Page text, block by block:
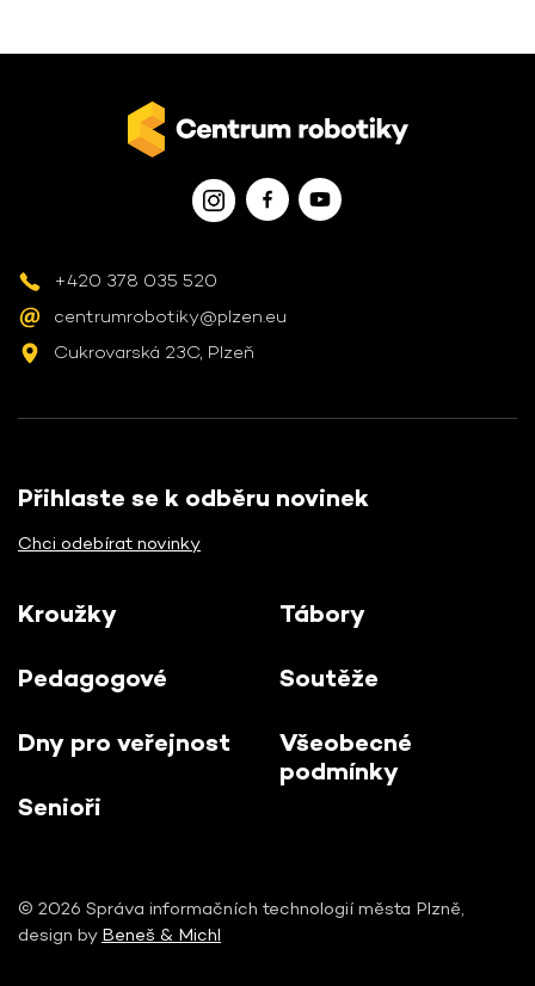
+420 378 035 520
centrumrobotiky@plzen.eu
Cukrovarská 23C, Plzeň
Přihlaste se k odběru novinek
Chci odebírat novinky
Kroužky
Pedagogové
Dny pro veřejnost
Senioři
Tábory
Soutěže
Všeobecné
podmínky
© 2026 Správa informačních technologií města Plzně,
design by Beneš & Michl